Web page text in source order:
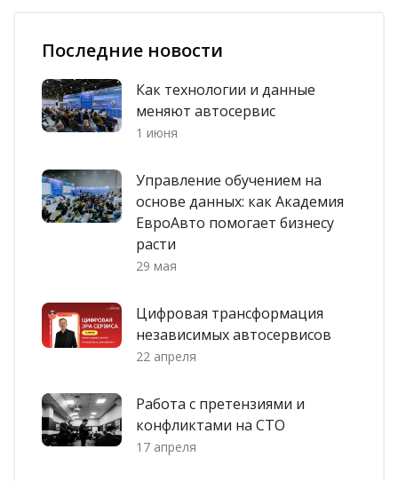
Последние новости
Как технологии и данные
меняют автосервис
1 июня
Управление обучением на
основе данных: как Академия
ЕвроАвто помогает бизнесу
расти
29 мая
Цифровая трансформация
независимых автосервисов
22 апреля
Работа с претензиями и
конфликтами на СТО
17 апреля